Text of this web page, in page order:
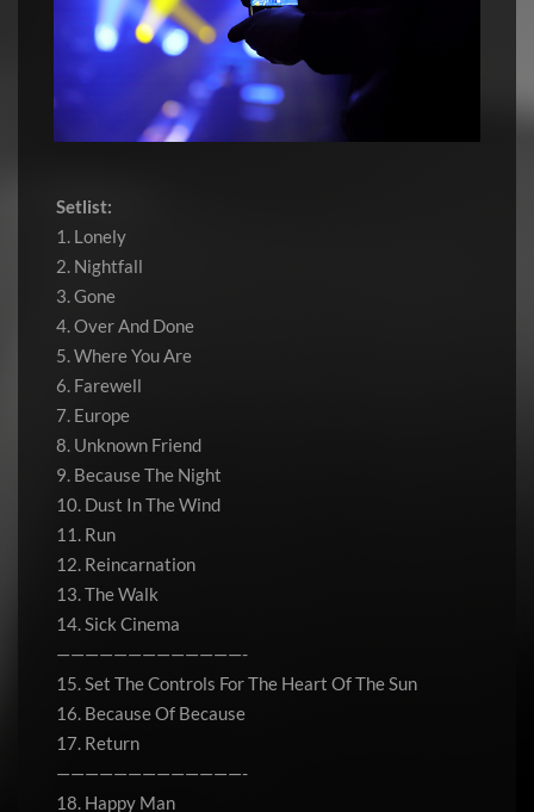
Setlist:
1. Lonely
2. Nightfall
3. Gone
4. Over And Done
5. Where You Are
6. Farewell
7. Europe
8. Unknown Friend
9. Because The Night
10. Dust In The Wind
11. Run
12. Reincarnation
13. The Walk
14. Sick Cinema
—————————————-
15. Set The Controls For The Heart Of The Sun
16. Because Of Because
17. Return
—————————————-
18. Happy Man